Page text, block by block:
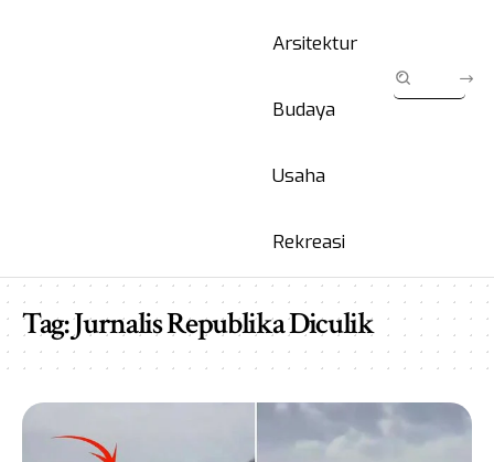
Arsitektur
Budaya
Usaha
Rekreasi
Tag:Jurnalis Republika Diculik